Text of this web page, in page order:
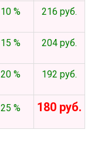
10 % 216 руб.
15 % 204 руб.
20 % 192 руб.
25 % 180 руб.